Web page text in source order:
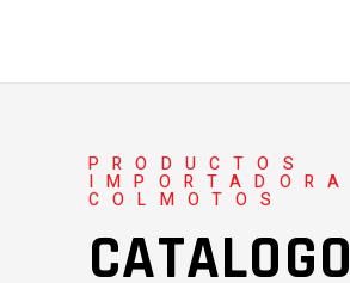
PRODUCTOS
IMPORTADORA
COLMOTOS
CATALOGO